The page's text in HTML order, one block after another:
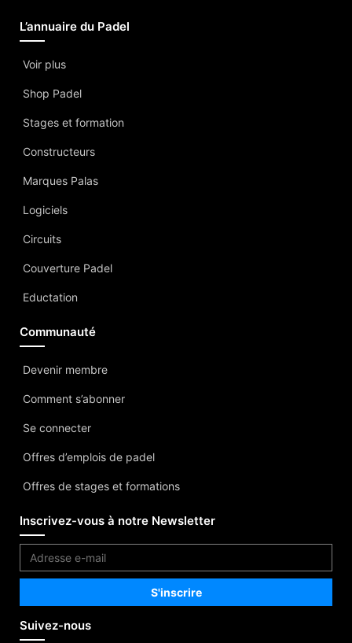
L’annuaire du Padel
Voir plus
Shop Padel
Stages et formation
Constructeurs
Marques Palas
Logiciels
Circuits
Couverture Padel
Eductation
Communauté
Devenir membre
Comment s’abonner
Se connecter
Offres d’emplois de padel
Offres de stages et formations
Inscrivez-vous à notre Newsletter
Suivez-nous